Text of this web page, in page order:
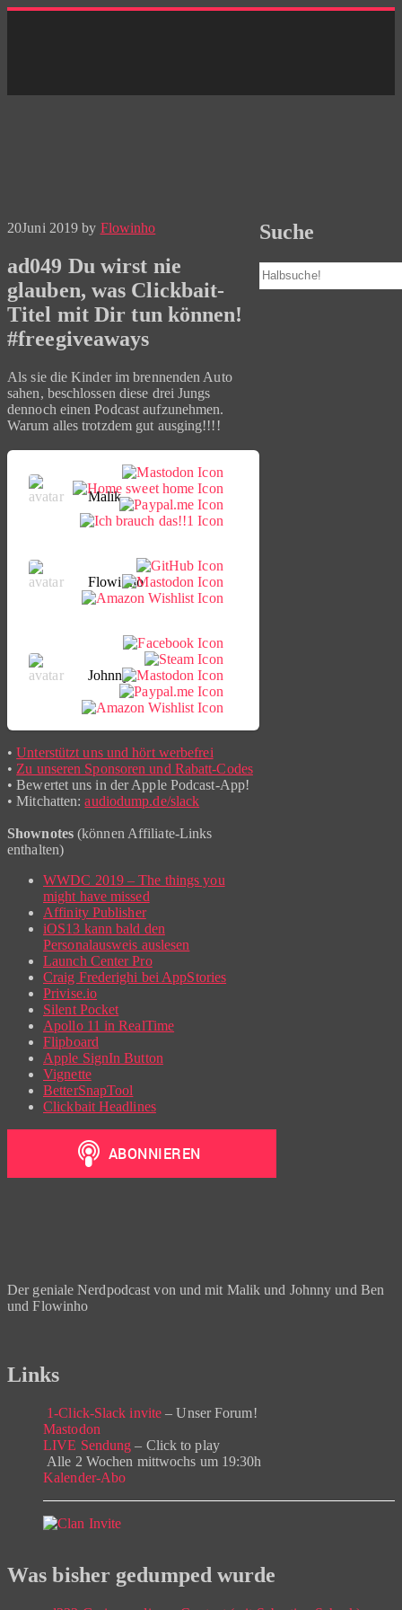
Skip
20Juni 2019 by Flowinho
ad049 Du wirst nie
glauben, was Clickbait-
Titel mit Dir tun können!
#freegiveaways
Als sie die Kinder im brennenden Auto
sahen, beschlossen diese drei Jungs
dennoch einen Podcast aufzunehmen.
Warum alles trotzdem gut ausging!!!!
Malik
Flowinho
Johnny
•Unterstützt uns und hört werbefrei
• Zu unseren Sponsoren und Rabatt-Codes
• Bewertet uns in der Apple Podcast-App!
• Mitchatten:audiodump.de/slack
Shownotes(können Affiliate-Links
enthalten)
WWDC 2019 – The things you
might have missed
Affinity Publisher
iOS13 kann bald den
Personalausweis auslesen
Launch Center Pro
Craig Frederighi bei AppStories
Privise.io
Silent Pocket
Apollo 11 in RealTime
Flipboard
Apple SignIn Button
Vignette
BetterSnapTool
Clickbait Headlines
Suche
Suchen
Der geniale Nerdpodcast von und mit Malik und Johnny und Ben
und Flowinho
Links
1-Click-Slack invite – Unser Forum!
Mastodon
LIVE Sendung – Click to play
Alle 2 Wochen mittwochs um 19:30h
Kalender-Abo
Was bisher gedumped wurde